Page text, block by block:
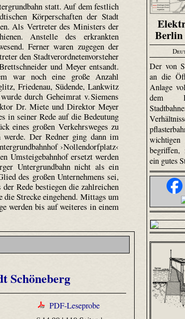
statt. Auf dem festlich
Körperschaften der Stadt
Als Vertreter des Ministers der
Anstelle des erkrankten
Ferner waren zugegen der
den Stadtverordnetenvorsteher
und Meyer entsandt.
war noch eine große Anzahl
Friedenau, Südende, Lankwitz
durch Geheimrat v. Siemens
Dr. Miete und Direktor Meyer
in seiner Rede auf die Bedeutung
eines großen Verkehrsweges zu
werde. Der Redner ging dann im
›Nollendorfplatz‹
Umsteigebahnhof ersetzt werden
Untergrundbahn nicht als ein
des großen Unternehmens sei,
Rede bestiegen die zahlreichen
die Strecke eingehend. Mittags um
werden bis auf weiteres in einem
Schöneberg
PDF-Leseprobe
Berlin
Der von
an die
Anlage
dem
begriffen,
ein gutes